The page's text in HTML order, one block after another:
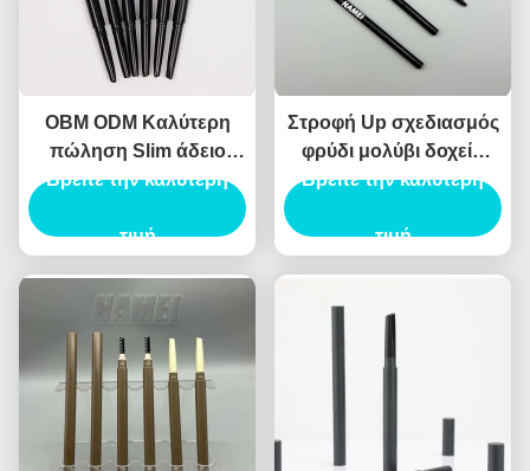
OBM ODM Καλύτερη
πώληση Slim άδειο
μολύβι φρύδι
Βρείτε την καλύτερη
τιμή
Στροφή Up σχεδιασμός
φρύδι μολύβι δοχείο
ABS υλικό αυτόματο
Βρείτε την καλύτερη
τιμή